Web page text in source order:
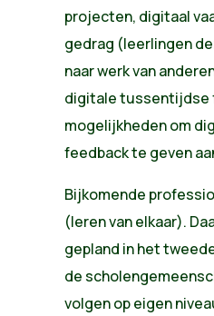
projecten, digitaal
gedrag (leerlingen
naar werk van
digitale tussentijdse
mogelijkheden om
feedback te geven
Bijkomende
(leren van elkaar).
gepland in het
de
volgen op eigen